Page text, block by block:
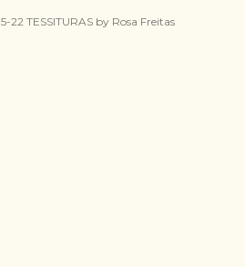
TESSITURAS by Rosa Freitas